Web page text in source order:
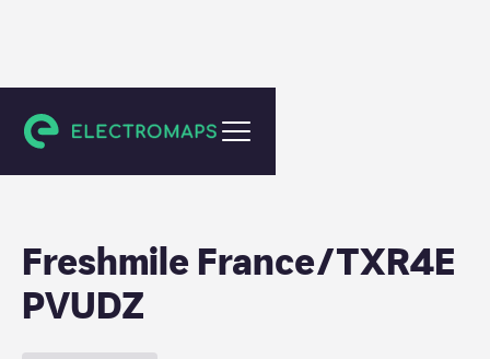
Niederbronn-les-Bains
Freshmile France/TXR4E
PVUDZ